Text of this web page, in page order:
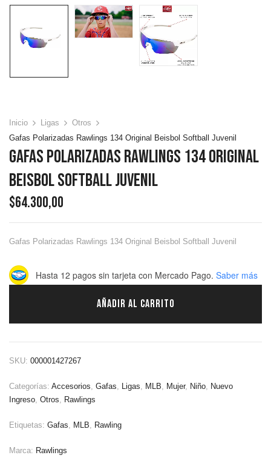
Inicio Ligas
Otros
Gafas Polarizadas Rawlings 134 Original Beisbol Softball Juvenil
Gafas Polarizadas Rawlings 134 Original
Beisbol Softball Juvenil
$64.300,00
Gafas Polarizadas Rawlings 134 Original Beisbol Softball Juvenil
Hasta 12 pagos sin tarjeta con Mercado Pago. Saber más
AÑADIR AL CARRITO
SKU: 000001427267
Categorías: Accesorios, Gafas, Ligas, MLB, Mujer, Niño, Nuevo
Ingreso, Otros, Rawlings
Etiquetas: Gafas, MLB, Rawling
Marca: Rawlings